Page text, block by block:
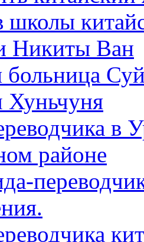
школы
Никиты Ван
Хуньчуня
в
районе